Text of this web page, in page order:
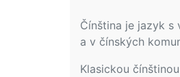
Čínština je jazyk s
a v čínských
Klasickou